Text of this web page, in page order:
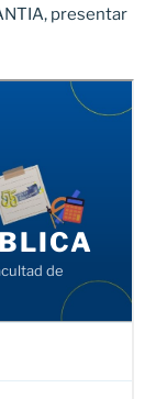
presentar